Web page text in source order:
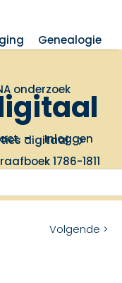
Genealogie
onderzoek
Inloggen
digitaal
1786-1811
Volgende >